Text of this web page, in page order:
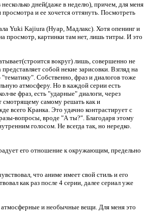
дней(даже в неделю), причем, для меня
и ее хочется оттянуть. Посмотреть
Yuki Kajiura (Нуар, Мадлакс). Хотя опенинг и
просмотр, картинки там нет, лишь титры. И это
вокруг) лишь, совершенно не
собой некие зарисовки. Взгляд на
Собственно, фраз и диалогов тоже
атмосферу. Но в каждой серии есть
ве фраз, есть "ударные" диалоги, через
смотрящему самому решать как и
всего Кранка. Это удачно контрастирует с
вопросы, вроде "А ты?". Благодаря этому
голосом. Не всегда так, но нередко.
его отношение к окружающим, предельно
что аниме имеет свой стиль и его
как раз после 4 серии, далее сериал уже
атмосферные и необычные вещи. Для меня это